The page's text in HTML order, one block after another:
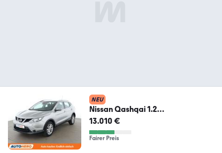
NEU
Nissan Qashqai 1.2
Acenta*NAVI*SPUR*PDC*SHZ*KLI
MA*TEMPO
13.010 €
Fairer Preis